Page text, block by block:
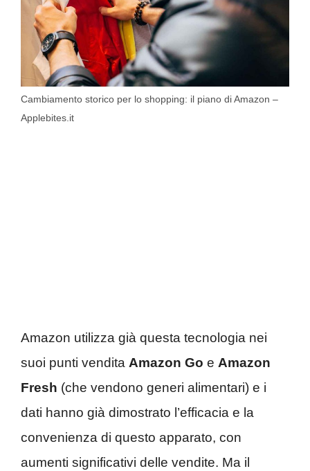
Cambiamento storico per lo shopping: il piano di Amazon –
Applebites.it
Amazon utilizza già questa tecnologia nei
suoi punti vendita Amazon Go e Amazon
Fresh (che vendono generi alimentari) e i
dati hanno già dimostrato l’efficacia e la
convenienza di questo apparato, con
aumenti significativi delle vendite. Ma il